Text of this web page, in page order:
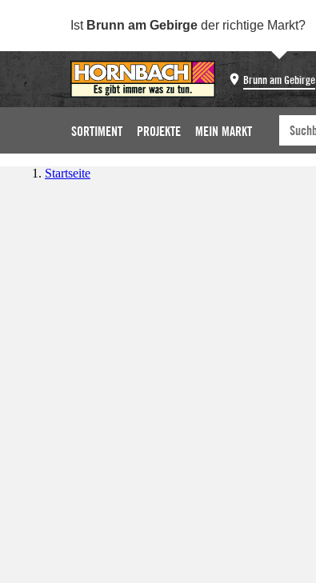
Ist Brunn am Gebirge der richtige Markt?
Brunn am Gebirge
SORTIMENT PROJEKTE MEIN MARKT
Startseite